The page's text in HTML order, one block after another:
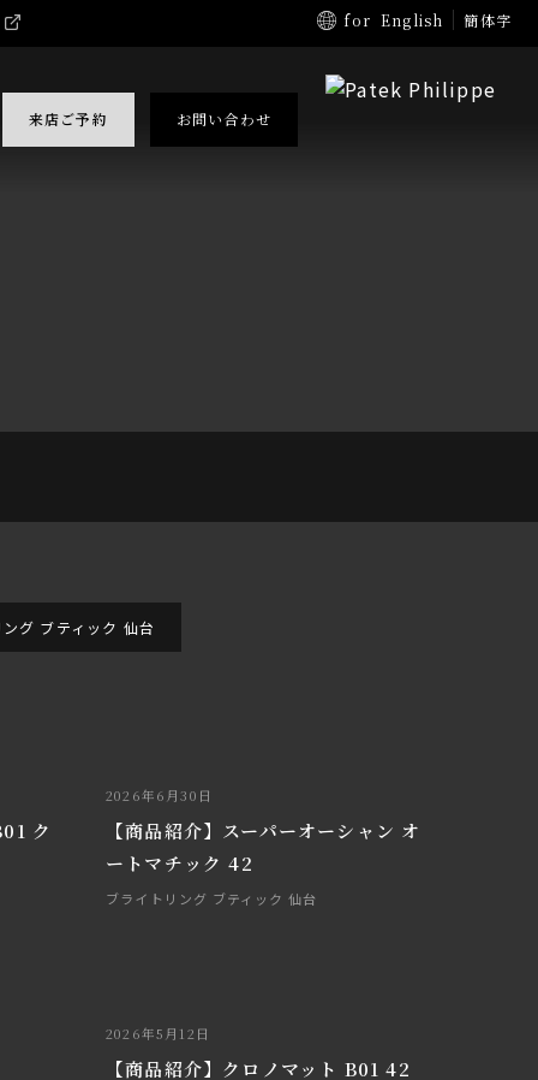
for English 簡体字
来店ご予約 お問い合わせ
グ ブティック 仙台
ク
2026年6月30日
【商品紹介】スーパーオーシャン オ
ートマチック 42
ブライトリング ブティック 仙台
2026年5月12日
【商品紹介】クロノマット B01 42